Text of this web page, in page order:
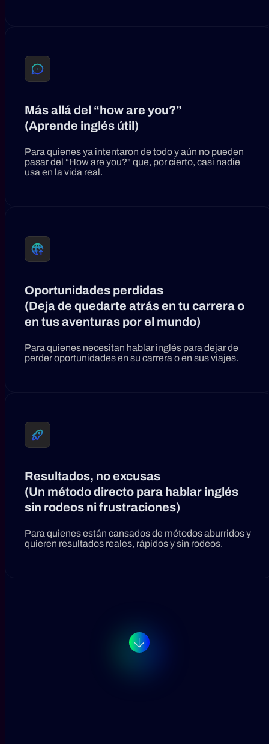
Más allá del “how are you?”
(Aprende inglés útil)
Para quienes ya intentaron de todo y aún no pueden
pasar del “How are you?" que, por cierto, casi nadie
usa en la vida real.
Oportunidades perdidas
(Deja de quedarte atrás en tu carrera o
en tus aventuras por el mundo)
Para quienes necesitan hablar inglés para dejar de
perder oportunidades en su carrera o en sus viajes.
Resultados, no excusas
(Un método directo para hablar inglés
sin rodeos ni frustraciones)
Para quienes están cansados de métodos aburridos y
quieren resultados reales, rápidos y sin rodeos.